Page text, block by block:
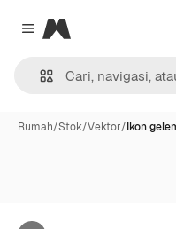
Close menu
Magnific
Rumah/Stok/Vektor/Ikon